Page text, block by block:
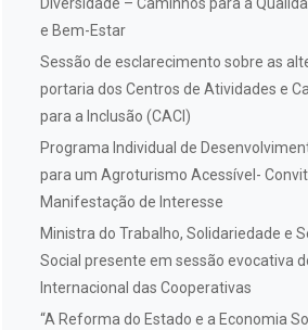
e Bem-Estar
Sessão de esclarecimento sobre as
portaria dos Centros de Atividades e
para a Inclusão (CACI)
Programa Individual de
para um Agroturismo Acessível-
Manifestação de Interesse
Ministra do Trabalho, Solidariedade e
Social presente em sessão evocativa
Internacional das Cooperativas
“A Reforma do Estado e a Economia